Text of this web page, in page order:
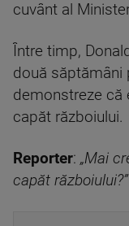
cuvânt al
Între timp,
două săptămâni
demonstreze că
capăt războiului.
Reporter: „Mai
capăt războiului?”